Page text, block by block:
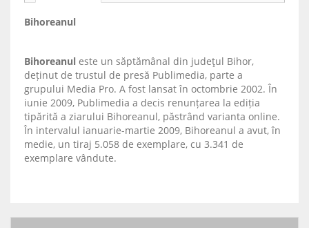
Bihoreanul
Bihoreanul este un săptămânal din judeţul Bihor,
deținut de trustul de presă Publimedia, parte a
grupului Media Pro. A fost lansat în octombrie 2002. În
iunie 2009, Publimedia a decis renunțarea la ediția
tipărită a ziarului Bihoreanul, păstrând varianta online.
În intervalul ianuarie-martie 2009, Bihoreanul a avut, în
medie, un tiraj 5.058 de exemplare, cu 3.341 de
exemplare vândute.